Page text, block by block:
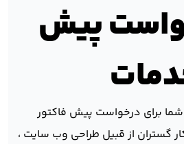
پیش
برای درخواست پیش فاکتور
گستران از قبیل طراحی وب سایت ،